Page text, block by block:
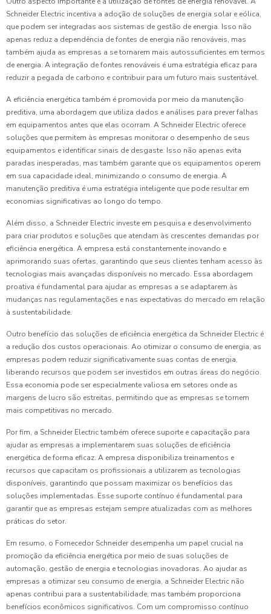
Schneider Electric incentiva a adoção de soluções de energia solar e eólica,
que podem ser integradas aos sistemas de gestão de energia. Isso não
apenas reduz a dependência de fontes de energia não renováveis, mas
também ajuda as empresas a se tornarem mais autossuficientes em termos
de energia. A integração de fontes renováveis é uma estratégia eficaz para
reduzir a pegada de carbono e contribuir para um futuro mais sustentável.
A eficiência energética também é promovida por meio da manutenção
preditiva, uma abordagem que utiliza dados e análises para prever falhas
em equipamentos antes que elas ocorram. A Schneider Electric oferece
soluções que permitem às empresas monitorar o desempenho de seus
equipamentos e identificar sinais de desgaste. Isso não apenas evita
paradas inesperadas, mas também garante que os equipamentos operem
em sua capacidade ideal, minimizando o consumo de energia. A
manutenção preditiva é uma estratégia inteligente que pode resultar em
economias significativas ao longo do tempo.
Além disso, a Schneider Electric investe em pesquisa e desenvolvimento
para criar produtos e soluções que atendam às crescentes demandas por
eficiência energética. A empresa está constantemente inovando e
aprimorando suas ofertas, garantindo que seus clientes tenham acesso às
tecnologias mais avançadas disponíveis no mercado. Essa abordagem
proativa é fundamental para ajudar as empresas a se adaptarem às
mudanças nas regulamentações e nas expectativas do mercado em relação
à sustentabilidade.
Outro benefício das soluções de eficiência energética da Schneider Electric é
a redução dos custos operacionais. Ao otimizar o consumo de energia, as
empresas podem reduzir significativamente suas contas de energia,
liberando recursos que podem ser investidos em outras áreas do negócio.
Essa economia pode ser especialmente valiosa em setores onde as
margens de lucro são estreitas, permitindo que as empresas se tornem
mais competitivas no mercado.
Por fim, a Schneider Electric também oferece suporte e capacitação para
ajudar as empresas a implementarem suas soluções de eficiência
energética de forma eficaz. A empresa disponibiliza treinamentos e
recursos que capacitam os profissionais a utilizarem as tecnologias
disponíveis, garantindo que possam maximizar os benefícios das
soluções implementadas. Esse suporte contínuo é fundamental para
garantir que as empresas estejam sempre atualizadas com as melhores
práticas do setor.
Em resumo, o Fornecedor Schneider desempenha um papel crucial na
promoção da eficiência energética por meio de suas soluções de
automação, gestão de energia e tecnologias inovadoras. Ao ajudar as
empresas a otimizar seu consumo de energia, a Schneider Electric não
apenas contribui para a sustentabilidade, mas também proporciona
benefícios econômicos significativos. Com um compromisso contínuo